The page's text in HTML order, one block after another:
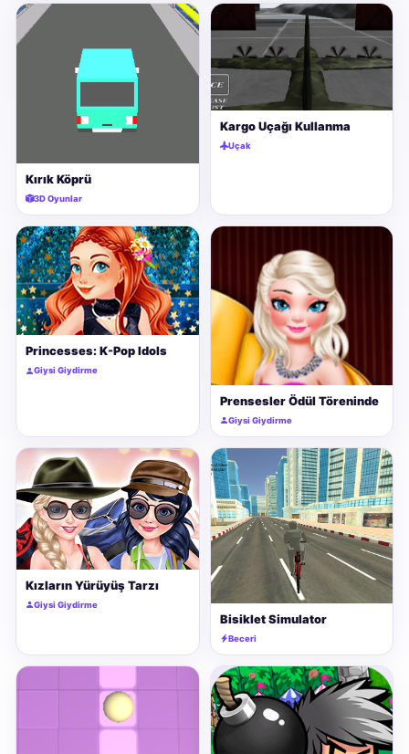
Kırık Köprü
3D Oyunlar
Kargo Uçağı Kullanma
Uçak
Princesses: K-Pop Idols
Giysi Giydirme
Prensesler Ödül Töreninde
Giysi Giydirme
Kızların Yürüyüş Tarzı
Giysi Giydirme
Bisiklet Simulator
Beceri